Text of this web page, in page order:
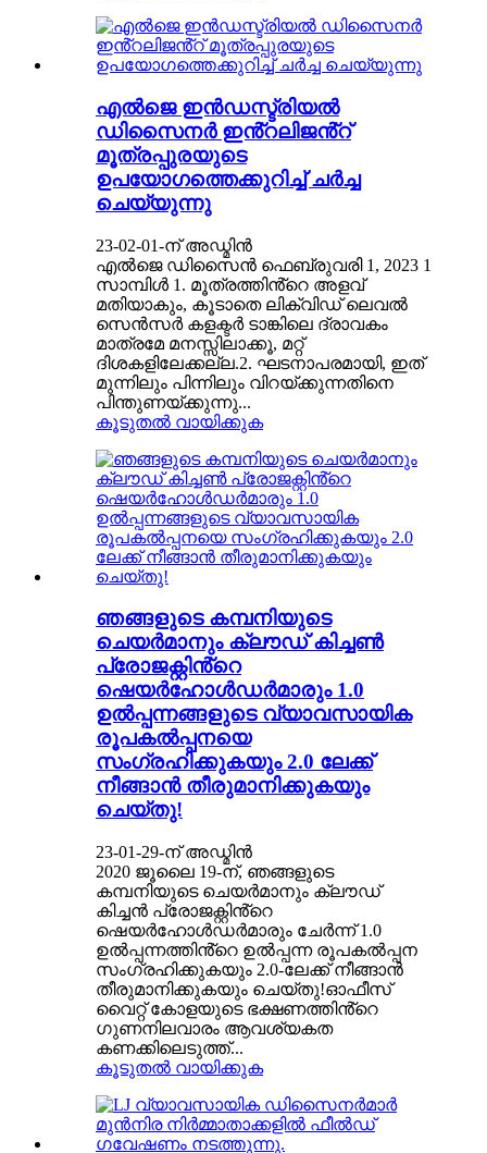
എൽജെ ഇൻഡസ്ട്രിയൽ
ഡിസൈനർ ഇൻ്റലിജൻ്റ്
മൂത്രപ്പുരയുടെ
ഉപയോഗത്തെക്കുറിച്ച് ചർച്ച
ചെയ്യുന്നു
23-02-01-ന് അഡ്മിൻ
എൽജെ ഡിസൈൻ ഫെബ്രുവരി 1, 2023 1
സാമ്പിൾ 1. മൂത്രത്തിൻ്റെ അളവ്
മതിയാകും, കൂടാതെ ലിക്വിഡ് ലെവൽ
സെൻസർ കളക്ടർ ടാങ്കിലെ ദ്രാവകം
മാത്രമേ മനസ്സിലാക്കൂ, മറ്റ്
ദിശകളിലേക്കല്ല.2. ഘടനാപരമായി, ഇത്
മുന്നിലും പിന്നിലും വിറയ്ക്കുന്നതിനെ
പിന്തുണയ്ക്കുന്നു...
കൂടുതൽ വായിക്കുക
ഞങ്ങളുടെ കമ്പനിയുടെ
ചെയർമാനും ക്ലൗഡ് കിച്ചൺ
പ്രോജക്റ്റിൻ്റെ
ഷെയർഹോൾഡർമാരും 1.0
ഉൽപ്പന്നങ്ങളുടെ വ്യാവസായിക
രൂപകൽപ്പനയെ
സംഗ്രഹിക്കുകയും 2.0 ലേക്ക്
നീങ്ങാൻ തീരുമാനിക്കുകയും
ചെയ്തു!
23-01-29-ന് അഡ്മിൻ
2020 ജൂലൈ 19-ന്, ഞങ്ങളുടെ
കമ്പനിയുടെ ചെയർമാനും ക്ലൗഡ്
കിച്ചൻ പ്രോജക്റ്റിൻ്റെ
ഷെയർഹോൾഡർമാരും ചേർന്ന് 1.0
ഉൽപ്പന്നത്തിൻ്റെ ഉൽപ്പന്ന രൂപകൽപ്പന
സംഗ്രഹിക്കുകയും 2.0-ലേക്ക് നീങ്ങാൻ
തീരുമാനിക്കുകയും ചെയ്തു!ഓഫീസ്
വൈറ്റ് കോളയുടെ ഭക്ഷണത്തിൻ്റെ
ഗുണനിലവാരം ആവശ്യകത
കണക്കിലെടുത്ത്...
കൂടുതൽ വായിക്കുക